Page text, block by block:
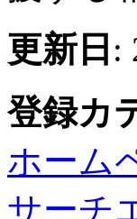
更新日 :
登録カ
ホーム
サーチ